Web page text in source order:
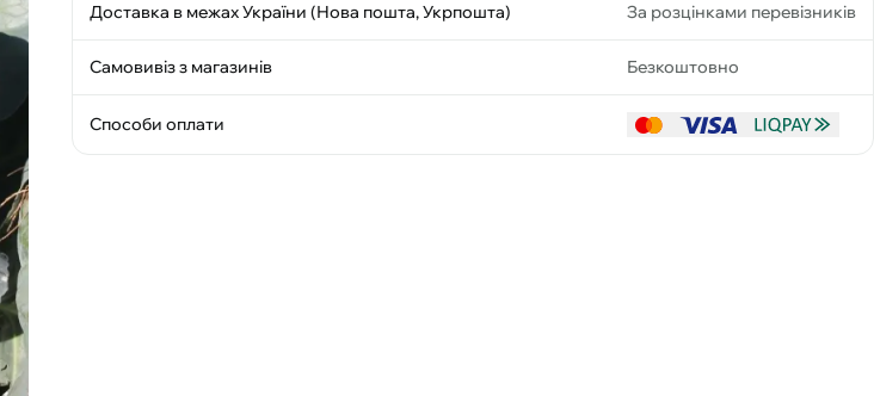
Доставка в межах України (Нова пошта, Укрпошта) За розцінками перевізників
Самовивіз з магазинів Безкоштовно
Способи оплати